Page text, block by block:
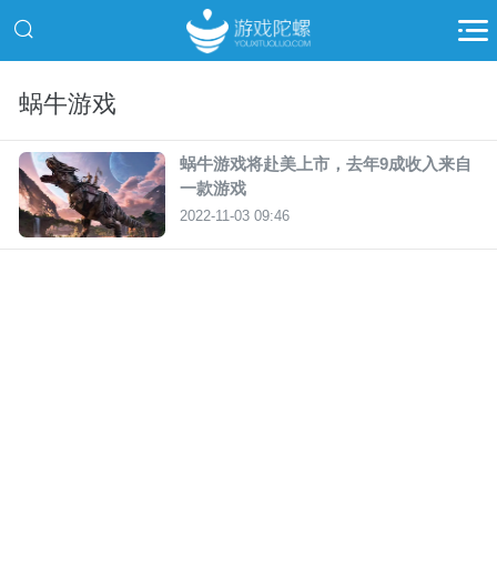
蜗牛游戏
蜗牛游戏将赴美上市，去年9成收入来自
一款游戏
2022-11-03 09:46